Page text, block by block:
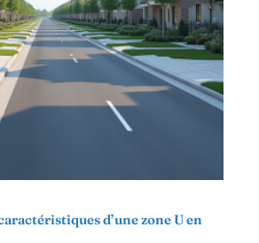
d’une zone U en